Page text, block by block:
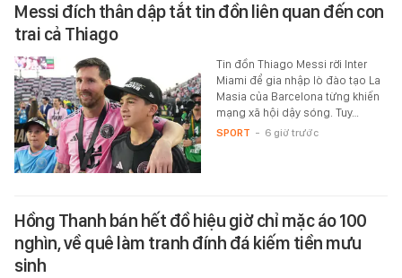
Messi đích thân dập tắt tin đồn liên quan đến con
trai cả Thiago
Tin đồn Thiago Messi rời Inter
Miami để gia nhập lò đào tạo La
Masia của Barcelona từng khiến
mạng xã hội dậy sóng. Tuy…
SPORT - 6 giờ trước
Hồng Thanh bán hết đồ hiệu giờ chỉ mặc áo 100
nghìn, về quê làm tranh đính đá kiếm tiền mưu
sinh